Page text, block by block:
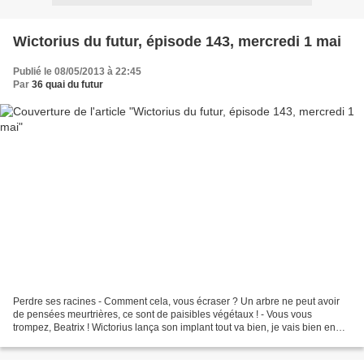
Wictorius du futur, épisode 143, mercredi 1 mai
Publié le 08/05/2013 à 22:45
Par 36 quai du futur
Perdre ses racines - Comment cela, vous écraser ? Un arbre ne peut avoir
de pensées meurtrières, ce sont de paisibles végétaux ! - Vous vous
trompez, Beatrix ! Wictorius lança son implant tout va bien, je vais bien en